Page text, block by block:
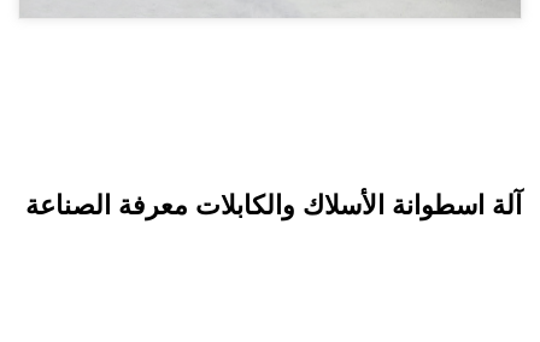
اقرأ المزيد +
آلة اسطوانة الأسلاك والكابلات معرفة الصناعة